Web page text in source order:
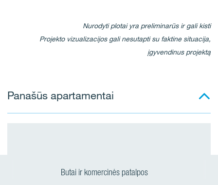
Nurodyti plotai yra preliminarūs ir gali kisti
Projekto vizualizacijos gali nesutapti su faktine situacija,
įgyvendinus projektą
Panašūs apartamentai
Butai ir komercinės patalpos